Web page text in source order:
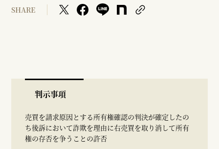
SHARE
判示事項
売買を請求原因とする所有権確認の判決が確定したの
ち後訴において詐欺を理由に右売買を取り消して所有
権の存否を争うことの許否